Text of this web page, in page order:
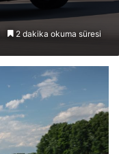
2 dakika okuma süresi